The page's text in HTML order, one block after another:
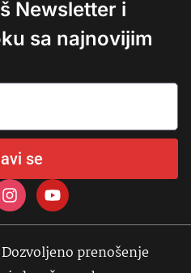
Newsletter i
sa najnovijim
se
prenošenje